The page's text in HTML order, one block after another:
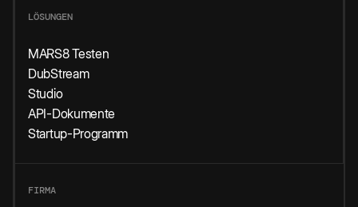
LÖSUNGEN
MARS8 Testen
DubStream
Studio
API-Dokumente
Startup-Programm
FIRMA